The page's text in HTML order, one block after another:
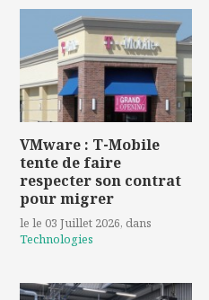
VMware : T-Mobile
tente de faire
respecter son contrat
pour migrer
le le 03 Juillet 2026, dans
Technologies